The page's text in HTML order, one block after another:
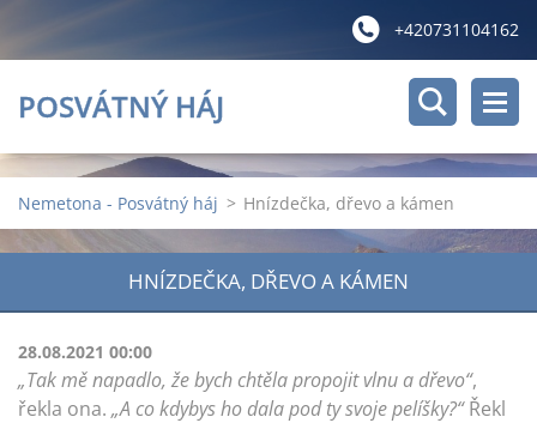
+420731104162
POSVÁTNÝ HÁJ
Nemetona - Posvátný háj > Hnízdečka, dřevo a kámen
HNÍZDEČKA, DŘEVO A KÁMEN
28.08.2021 00:00
„Tak mě napadlo, že bych chtěla propojit vlnu a dřevo“,
řekla ona. „A co kdybys ho dala pod ty svoje pelíšky?“Řekl